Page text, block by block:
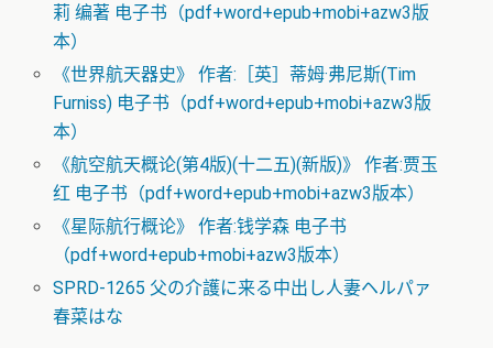
莉 编著 电子书（pdf+word+epub+mobi+azw3版
本）
《世界航天器史》 作者:［英］蒂姆·弗尼斯(Tim
Furniss) 电子书（pdf+word+epub+mobi+azw3版
本）
《航空航天概论(第4版)(十二五)(新版)》 作者:贾玉
红 电子书（pdf+word+epub+mobi+azw3版本）
《星际航行概论》 作者:钱学森 电子书
（pdf+word+epub+mobi+azw3版本）
SPRD-1265 父の介護に来る中出し人妻ヘルパァ
春菜はな